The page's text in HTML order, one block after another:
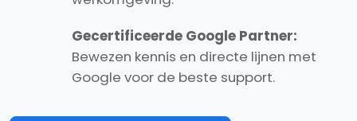
Gecertificeerde Google Partner:
Bewezen kennis en directe lijnen met
Google voor de beste support.